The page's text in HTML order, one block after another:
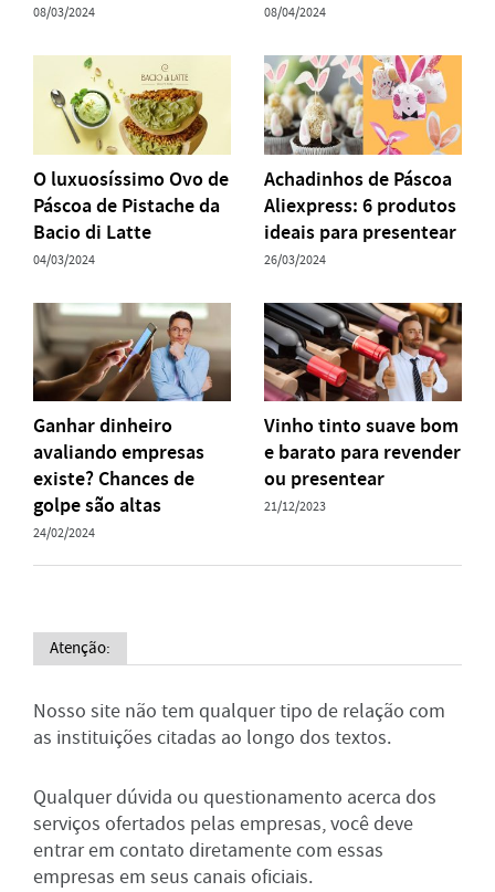
08/03/2024 08/04/2024
O luxuosíssimo Ovo de
Páscoa de Pistache da
Bacio di Latte
04/03/2024
Achadinhos de Páscoa
Aliexpress: 6 produtos
ideais para presentear
26/03/2024
Ganhar dinheiro
avaliando empresas
existe? Chances de
golpe são altas
24/02/2024
Vinho tinto suave bom
e barato para revender
ou presentear
21/12/2023
Atenção:
Nosso site não tem qualquer tipo de relação com
as instituições citadas ao longo dos textos.
Qualquer dúvida ou questionamento acerca dos
serviços ofertados pelas empresas, você deve
entrar em contato diretamente com essas
empresas em seus canais oficiais.